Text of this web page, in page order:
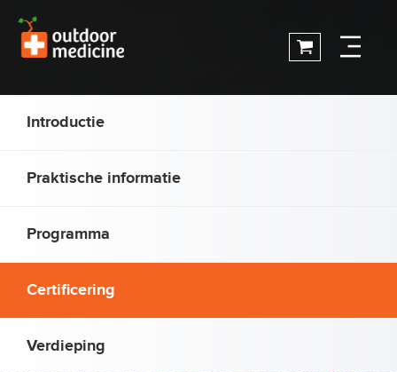
Introductie
Praktische informatie
Programma
Certificering
Verdieping